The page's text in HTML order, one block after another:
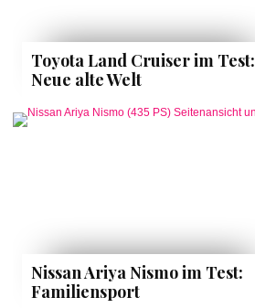
Toyota Land Cruiser im Test:
Neue alte Welt
Nissan Ariya Nismo im Test:
Familiensport